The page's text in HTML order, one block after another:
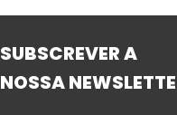
SUBSCREVER A
NOSSA